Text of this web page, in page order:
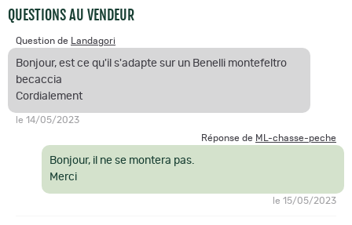
QUESTIONS AU VENDEUR
Question de Landagori
Bonjour, est ce qu'il s'adapte sur un Benelli montefeltro
becaccia
Cordialement
le 14/05/2023
Réponse de ML-chasse-peche
Bonjour, il ne se montera pas.
Merci
le 15/05/2023